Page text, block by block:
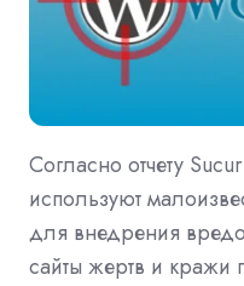
Согласно отчету
используют
для внедрения
сайты жертв и кражи